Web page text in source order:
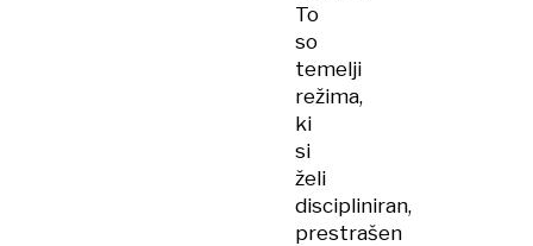
To
so
temelji
režima,
ki
si
želi
discipliniran,
prestrašen